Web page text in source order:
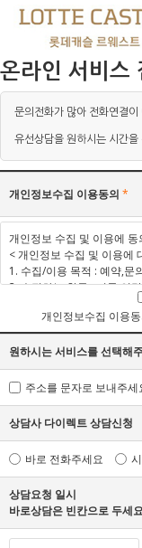
온라인 서비스
문의전화가 많아 전화연결이
유선상담을 원하시는 시간을
개인정보수집 이용동의 *
개인정보수집 이용
원하시는 서비스를 선택해
주소를 문자로 보내주세
상담사 다이렉트 상담신청
바로 전화주세요
상담요청 일시
바로상담은 빈칸으로 두세